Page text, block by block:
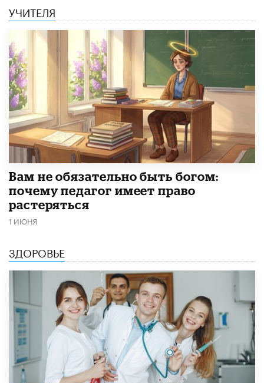
УЧИТЕЛЯ
​Вам не обязательно быть богом:
почему педагог имеет право
растеряться
1 ИЮНЯ
ЗДОРОВЬЕ